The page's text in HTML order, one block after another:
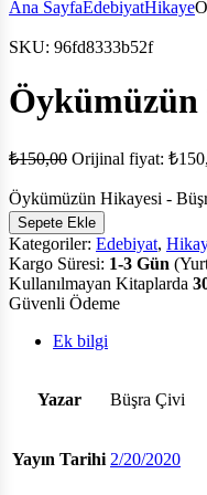
Ana SayfaEdebiyatHikaye
SKU: 96fd8333b52f
₺150,00 Orijinal fiyat:
Öykümüzün Hikayesi -
Sepete Ekle
Kategoriler: Edebiyat,
Kargo Süresi: 1-3 Gün
Kullanılmayan Kitaplarda
Güvenli Ödeme
Ek bilgi
Yazar Büşra Çivi
Yayın Tarihi 2/20/2020